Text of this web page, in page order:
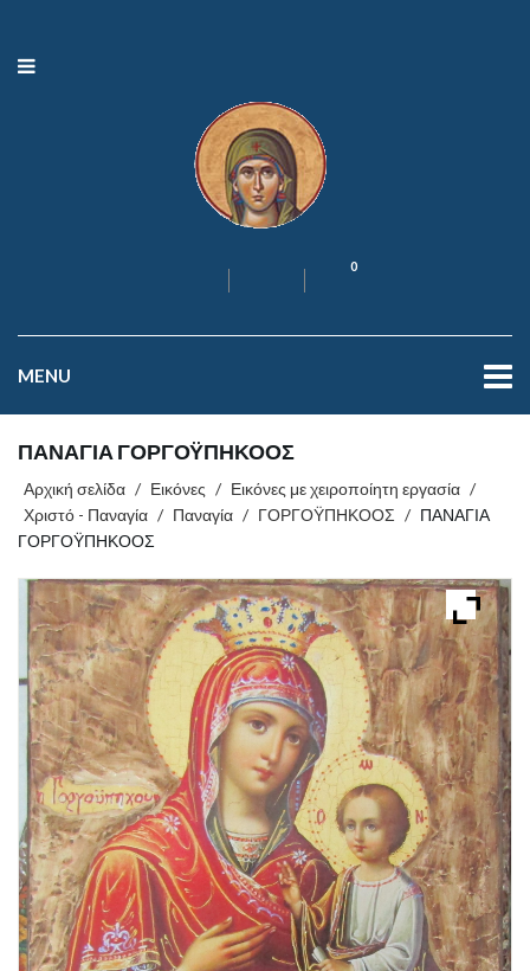
0
MENU
ΠΑΝΑΓΙΑ ΓΟΡΓΟΫΠΗΚΟΟΣ
Αρχική σελίδα / Εικόνες / Εικόνες με χειροποίητη εργασία /
Χριστό - Παναγία / Παναγία / ΓΟΡΓΟΫΠΗΚΟΟΣ / ΠΑΝΑΓΙΑ
ΓΟΡΓΟΫΠΗΚΟΟΣ